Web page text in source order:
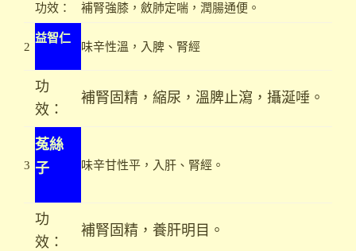
功效： 補腎強膝，斂肺定喘，潤腸通便。
2
益智仁
味辛性溫，入脾、腎經
功
效：
補腎固精，縮尿，溫脾止瀉，攝涎唾。
3
菟絲
子
味辛甘性平，入肝、腎經。
功
效：
補腎固精，養肝明目。